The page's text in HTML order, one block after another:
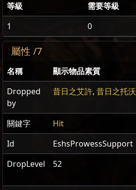
等級
需要等級
1
0
屬性 /7
名稱
顯示物品素質
Dropped
by
昔日之艾許, 昔日之托沃
關鍵字
Hit
Id
EshsProwessSupport
DropLevel
52